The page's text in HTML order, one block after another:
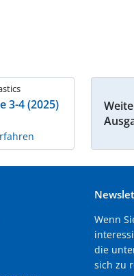
3-4 (2025)
Wenn
die
sich zu